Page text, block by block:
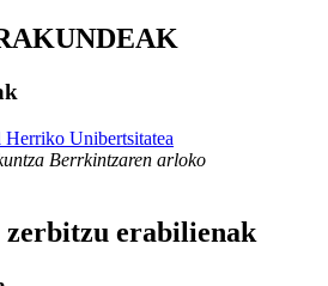
Unibertsitatea
Berrkintzaren arloko
zerbitzu erabilienak